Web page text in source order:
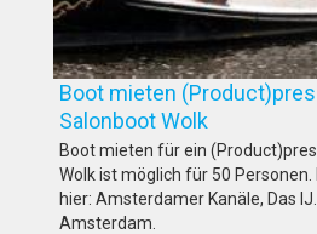
Boot mieten
Salonboot Wolk
Boot mieten für ein
Wolk ist möglich für 50
hier: Amsterdamer Kanäle, Das
Amsterdam.